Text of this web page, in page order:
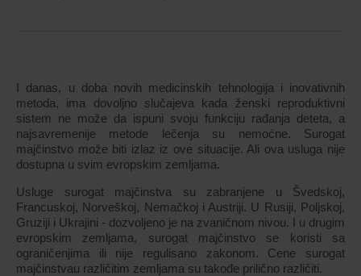
I danas, u doba novih medicinskih tehnologija i inovativnih
metoda, ima dovoljno slučajeva kada ženski reproduktivni
sistem ne može da ispuni svoju funkciju rađanja deteta, a
najsavremenije metode lečenja su nemoćne. Surogat
majčinstvo može biti izlaz iz ove situacije. Ali ova usluga nije
dostupna u svim evropskim zemljama.
Usluge surogat majčinstva su zabranjene u Švedskoj,
Francuskoj, Norveškoj, Nemačkoj i Austriji. U Rusiji, Poljskoj,
Gruziji i Ukrajini - dozvoljeno je na zvaničnom nivou. I u drugim
evropskim zemljama, surogat majčinstvo se koristi sa
ograničenjima ili nije regulisano zakonom. Cene surogat
majčinstvau različitim zemljama su takođe prilično različiti.